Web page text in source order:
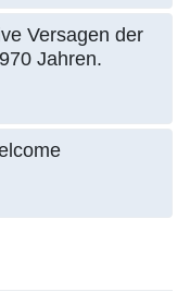
Versagen der
Jahren.